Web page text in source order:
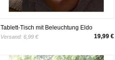
Tablett-Tisch mit Beleuchtung Eldo
Versand: 6,99 € 19,99 €